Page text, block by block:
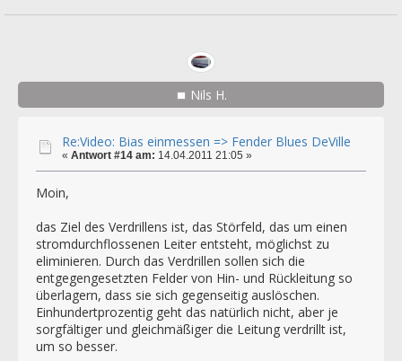
Nils H.
Re:Video: Bias einmessen => Fender Blues DeVille
« Antwort #14 am: 14.04.2011 21:05 »
Moin,
das Ziel des Verdrillens ist, das Störfeld, das um einen
stromdurchflossenen Leiter entsteht, möglichst zu
eliminieren. Durch das Verdrillen sollen sich die
entgegengesetzten Felder von Hin- und Rückleitung so
überlagern, dass sie sich gegenseitig auslöschen.
Einhundertprozentig geht das natürlich nicht, aber je
sorgfältiger und gleichmäßiger die Leitung verdrillt ist,
um so besser.